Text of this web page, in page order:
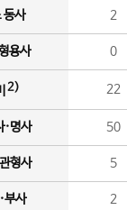
동사 2
용사 0
2) 22
·명사 50
형사 5
부사 2